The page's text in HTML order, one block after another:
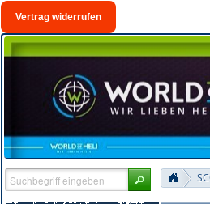
Vertrag widerrufen